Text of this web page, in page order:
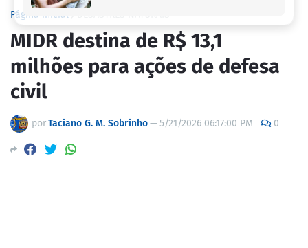
Página inicial
MIDR destina de R$ 13,1
milhões para ações de defesa
civil
porTaciano G. M. Sobrinho—5/21/2026 06:17:00 PM 0